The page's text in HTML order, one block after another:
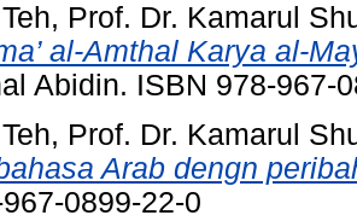
Prof. Dr. Kamarul
al-Amthal Karya al-
Abidin. ISBN 978-967-
Prof. Dr. Kamarul
Arab dengn
0899-22-0